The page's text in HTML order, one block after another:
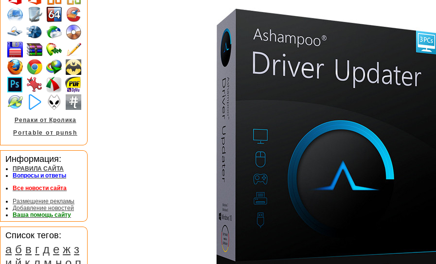
Репаки от Кролика
Portable от punsh
Информация:
ПРАВИЛА САЙТА
Вопросы и ответы
Все новости сайта
Размещение рекламы
Добавление новостей
Ваша помощь сайту
Список тегов:
а б в г д е ж з